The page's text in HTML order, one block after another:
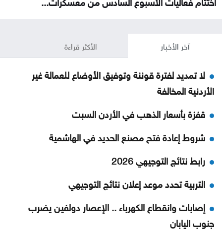
آخر الأخبار الأكثر قراءة
لا تمديد لفترة قوننة وتوفيق الأوضاع للعمالة غير
الأردنية المخالفة
قفزة بأسعار الذهب في الأردن السبت
شروط إعادة فتح مصنع الحديد في الهاشمية
رابط نتائج التوجيهي 2026
التربية تحدد موعد إعلان نتائج التوجيهي
إصابات وانقطاع الكهرباء .. الإعصار دولفين يضرب
جنوب اليابان